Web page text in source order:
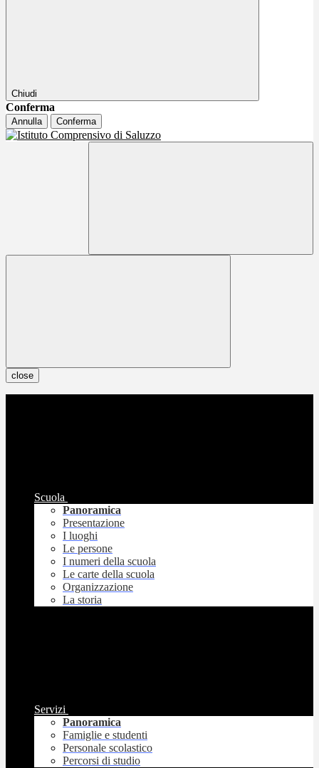
Chiudi
Conferma
Annulla Conferma
close
Scuola
Panoramica
Presentazione
I luoghi
Le persone
I numeri della scuola
Le carte della scuola
Organizzazione
La storia
Servizi
Panoramica
Famiglie e studenti
Personale scolastico
Percorsi di studio